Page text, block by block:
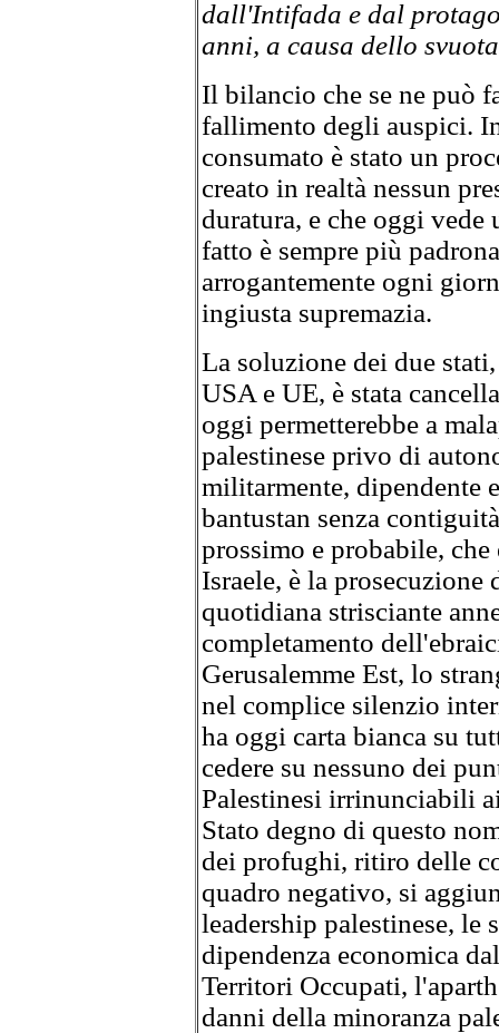
dall'Intifada e dal
anni, a causa dello
Il bilancio che se ne può
fallimento degli auspici.
consumato è stato un
creato in realtà nessun
duratura, e che oggi
fatto è sempre più
arrogantemente ogni
ingiusta supremazia.
La soluzione dei due
USA e UE, è stata
oggi permetterebbe a
palestinese privo di
militarmente, dipendente
bantustan senza
prossimo e probabile,
Israele, è la
quotidiana strisciante
completamento
Gerusalemme Est, lo
nel complice silenzio
ha oggi carta bianca su
cedere su nessuno dei
Palestinesi irrinunciabili
Stato degno di questo
dei profughi, ritiro delle
quadro negativo, si
leadership palestinese, le
dipendenza economica
Territori Occupati,
danni della minoranza